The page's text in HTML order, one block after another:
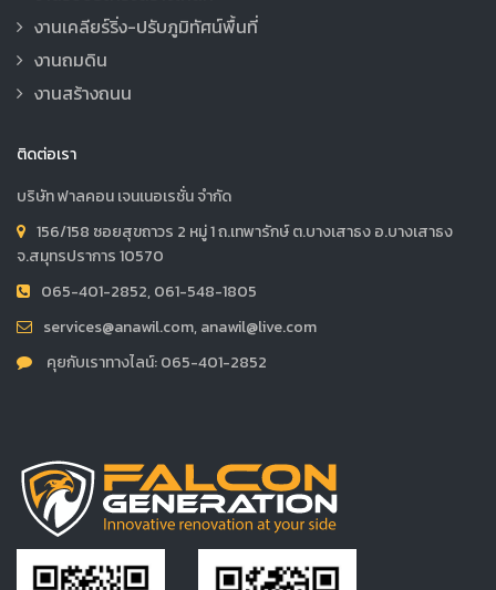
งานเคลียร์ริ่ง-ปรับภูมิทัศน์พื้นที่
งานถมดิน
งานสร้างถนน
ติดต่อเรา
บริษัท ฟาลคอน เจนเนอเรชั่น จำกัด
156/158 ซอยสุขถาวร 2 หมู่ 1 ถ.เทพารักษ์ ต.บางเสาธง อ.บางเสาธง
จ.สมุทรปราการ 10570
065-401-2852, 061-548-1805
services@anawil.com, anawil@live.com
คุยกับเราทางไลน์: 065-401-2852